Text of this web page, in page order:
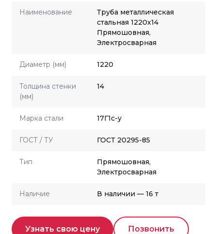
Наименование
Труба металлическая
стальная 1220x14
Прямошовная,
Электросварная
Диаметр (мм) 1220
Толщина стенки
(мм)
14
Марка стали 17Г1с-у
ГОСТ / ТУ ГОСТ 20295-85
Тип
Прямошовная,
Электросварная
Наличие В наличии — 16 т
Узнать свою цену Позвонить